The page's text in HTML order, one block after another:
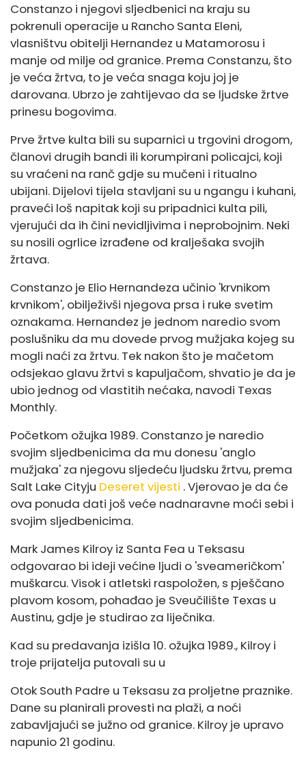
Constanzo i njegovi sljedbenici na kraju su
pokrenuli operacije u Rancho Santa Eleni,
vlasništvu obitelji Hernandez u Matamorosu i
manje od milje od granice. Prema Constanzu, što
je veća žrtva, to je veća snaga koju joj je
darovana. Ubrzo je zahtijevao da se ljudske žrtve
prinesu bogovima.
Prve žrtve kulta bili su suparnici u trgovini drogom,
članovi drugih bandi ili korumpirani policajci, koji
su vraćeni na ranč gdje su mučeni i ritualno
ubijani. Dijelovi tijela stavljani su u ngangu i kuhani,
praveći loš napitak koji su pripadnici kulta pili,
vjerujući da ih čini nevidljivima i neprobojnim. Neki
su nosili ogrlice izrađene od kralješaka svojih
žrtava.
Constanzo je Elio Hernandeza učinio 'krvnikom
krvnikom', obilježivši njegova prsa i ruke svetim
oznakama. Hernandez je jednom naredio svom
poslušniku da mu dovede prvog mužjaka kojeg su
mogli naći za žrtvu. Tek nakon što je mačetom
odsjekao glavu žrtvi s kapuljačom, shvatio je da je
ubio jednog od vlastitih nećaka, navodi Texas
Monthly.
Početkom ožujka 1989. Constanzo je naredio
svojim sljedbenicima da mu donesu 'anglo
mužjaka' za njegovu sljedeću ljudsku žrtvu, prema
Salt Lake Cityju Deseret vijesti . Vjerovao je da će
ova ponuda dati još veće nadnaravne moći sebi i
svojim sljedbenicima.
Mark James Kilroy iz Santa Fea u Teksasu
odgovarao bi ideji većine ljudi o 'sveameričkom'
muškarcu. Visok i atletski raspoložen, s pješčano
plavom kosom, pohađao je Sveučilište Texas u
Austinu, gdje je studirao za liječnika.
Kad su predavanja izišla 10. ožujka 1989., Kilroy i
troje prijatelja putovali su u
Otok South Padre u Teksasu za proljetne praznike.
Dane su planirali provesti na plaži, a noći
zabavljajući se južno od granice. Kilroy je upravo
napunio 21 godinu.